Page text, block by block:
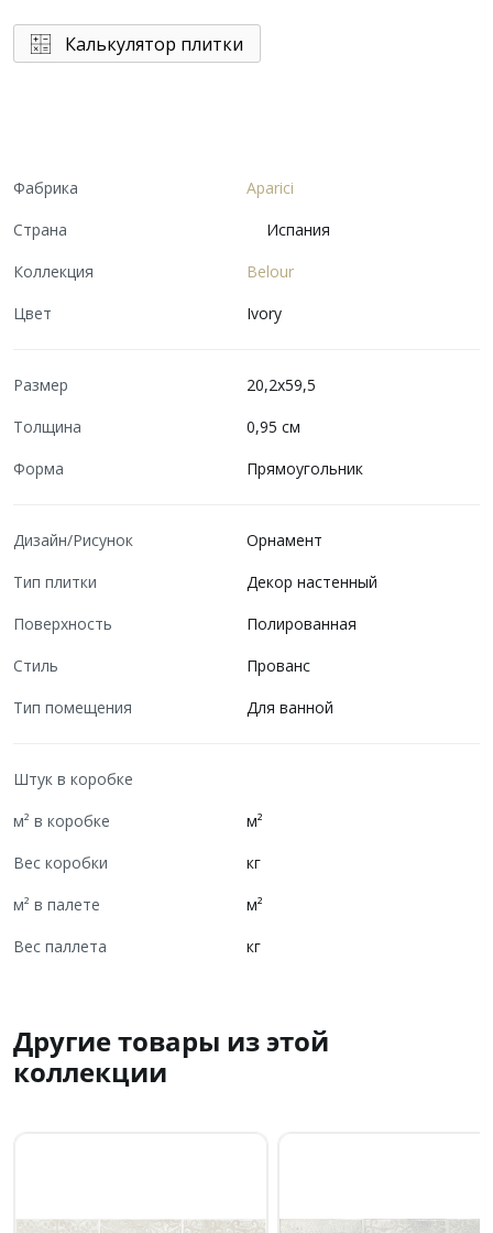
Калькулятор плитки
Фабрика
Aparici
Страна
Испания
Коллекция
Belour
Цвет
Ivory
Размер
20,2x59,5
Толщина
0,95 см
Форма
Прямоугольник
Дизайн/Рисунок
Орнамент
Тип плитки
Декор настенный
Поверхность
Полированная
Стиль
Прованс
Тип помещения
Для ванной
Штук в коробке
м² в коробке
м²
Вес коробки
кг
м² в палете
м²
Вес паллета
кг
Другие товары из этой
коллекции